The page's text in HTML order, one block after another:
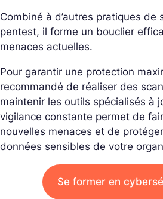
Combiné à d’autres pratiques de
pentest, il forme un bouclier
menaces actuelles.
Pour garantir une protection
recommandé de réaliser des
maintenir les outils spécialisés à
vigilance constante permet de
nouvelles menaces et de
données sensibles de votre
Se former en